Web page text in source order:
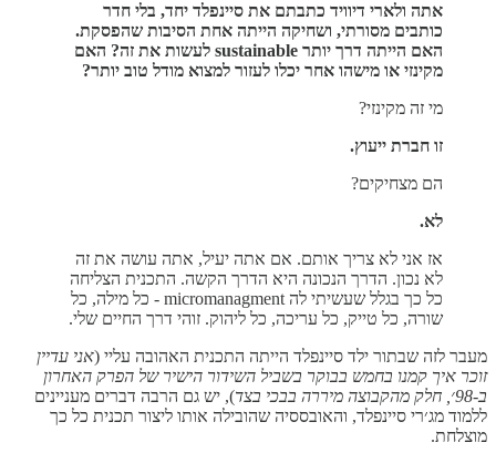
אתה ולארי דיוויד כתבתם את סיינפלד יחד, בלי חדר
כותבים מסורתי, ושחיקה הייתה אחת הסיבות שהפסקת.
האם הייתה דרך יותר sustainable לעשות את זה? האם
מקינזי או מישהו אחר יכלו לעזור למצוא מודל טוב יותר?
מי זה מקינזי?
זו חברת ייעוץ.
הם מצחיקים?
לא.
אז אני לא צריך אותם. אם אתה יעיל, אתה עושה את זה
לא נכון. הדרך הנכונה היא הדרך הקשה. התכנית הצליחה
כל כך בגלל שעשיתי לה micromanagment - כל מילה, כל
שורה, כל טייק, כל עריכה, כל ליהוק. זוהי דרך החיים שלי.
מעבר לזה שבתור ילד סיינפלד הייתה התכנית האהובה עליי (אני עדיין
זוכר איך קמנו בחמש בבוקר בשביל השידור הישיר של הפרק האחרון
ב-98׳, חלק מהקבוצה מיררה בבכי בצד
), יש גם הרבה דברים מעניינים
ללמוד מג׳רי סיינפלד, והאובססיה שהובילה אותו ליצור תכנית כל כך
מוצלחת.